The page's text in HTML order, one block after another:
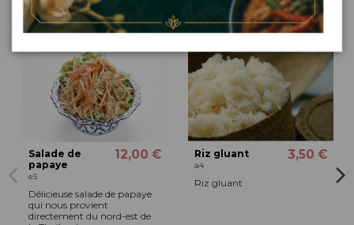
également acheté...
Salade de
papaye
e5
12,00 €
Délicieuse salade de papaye
qui nous provient
directement du nord-est de
Riz gluant
a4
3,50 €
Riz gluant